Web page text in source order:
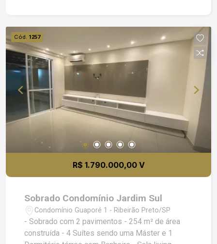
Cód. 1257
R$ 1.790.000,00 V
Sobrado Condomínio Jardim Sul
Condomínio Guaporé 1 - Ribeirão Preto/SP
- Sobrado com 2 pavimentos - 254 m² de área
construída - 4 Suítes sendo uma Máster e 1